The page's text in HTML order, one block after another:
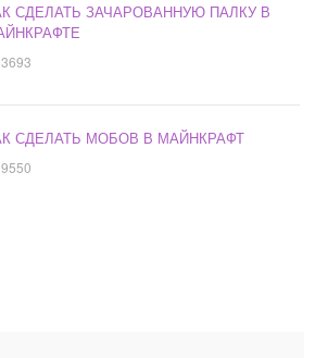
СДЕЛАТЬ ЗАЧАРОВАННУЮ ПАЛКУ В
3693
СДЕЛАТЬ МОБОВ В МАЙНКРАФТ
9550